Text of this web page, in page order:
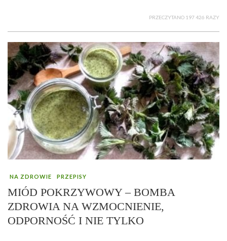
PRZECZYTANO 197 426 RAZY
NA ZDROWIE PRZEPISY
MIÓD POKRZYWOWY – BOMBA
ZDROWIA NA WZMOCNIENIE,
ODPORNOŚĆ I NIE TYLKO